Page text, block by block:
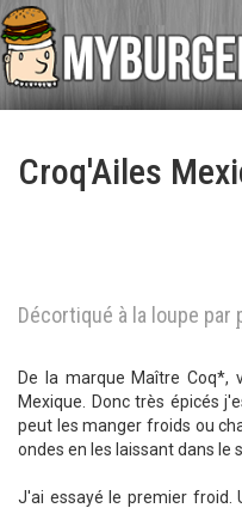
Croq'Ailes
Décortiqué à la loupe par
De la marque Maître Coq*,
Mexique. Donc très épicés
peut les manger froids ou
ondes en les laissant dans le
J'ai essayé le premier froid.